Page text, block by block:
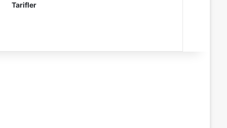
Tarifler